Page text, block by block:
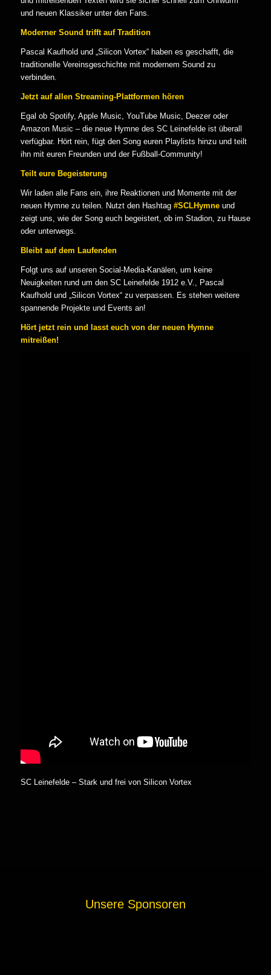
und neuen Klassiker unter den Fans.
Moderner Sound trifft auf Tradition
Pascal Kaufhold und „Silicon Vortex“ haben es geschafft, die
traditionelle Vereinsgeschichte mit modernem Sound zu
verbinden.
Jetzt auf allen Streaming-Plattformen hören
Egal ob Spotify, Apple Music, YouTube Music, Deezer oder
Amazon Music – die neue Hymne des SC Leinefelde ist überall
verfügbar. Hört rein, fügt den Song euren Playlists hinzu und teilt
ihn mit euren Freunden und der Fußball-Community!
Teilt eure Begeisterung
Wir laden alle Fans ein, ihre Reaktionen und Momente mit der
neuen Hymne zu teilen. Nutzt den Hashtag #SCLHymneund
zeigt uns, wie der Song euch begeistert, ob im Stadion, zu Hause
oder unterwegs.
Bleibt auf dem Laufenden
Folgt uns auf unseren Social-Media-Kanälen, um keine
Neuigkeiten rund um den SC Leinefelde 1912 e.V., Pascal
Kaufhold und „Silicon Vortex“ zu verpassen. Es stehen weitere
spannende Projekte und Events an!
Hört jetzt rein und lasst euch von der neuen Hymne
mitreißen!
SC Leinefelde – Stark und frei von Silicon Vortex
Unsere Sponsoren